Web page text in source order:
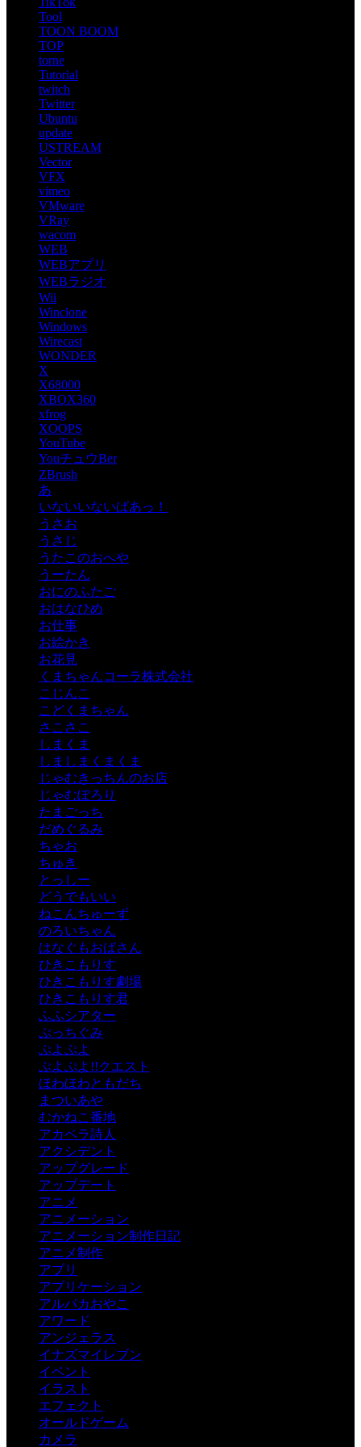
Tool
TOON BOOM
TOP
torne
Tutorial
twitch
Twitter
Ubuntu
update
USTREAM
Vector
VFX
vimeo
VMware
VRay
wacom
WEB
WEBアプリ
WEBラジオ
Wii
Winclone
Windows
Wirecast
WONDER
X
X68000
XBOX360
xfrog
XOOPS
YouTube
YouチュウBer
ZBrush
あ
いないいないばあっ！
うさお
うさじ
うたこのおへや
うーたん
おにのふたご
おはなひめ
お仕事
お絵かき
お花見
くまちゃんコーラ株式会社
こじんこ
こどくまちゃん
さこさこ
しまくま
しましまくまくま
じゃむきっちんのお店
じゃむぽろり
たまごっち
だめぐるみ
ちゃお
ちゅき
とっしー
どうでもいい
ねこんちゅーず
のろいちゃん
はなぐもおばさん
ひきこもりす
ひきこもりす劇場
ひきこもりす君
ふふシアター
ぷっちぐみ
ぷよぷよ
ぷよぷよ!!クエスト
ほわほわともだち
まついあや
むかねこ番地
アカペラ詩人
アクシデント
アップグレード
アップデート
アニメ
アニメーション
アニメーション制作日記
アニメ制作
アプリ
アプリケーション
アルパカおやこ
アワード
アンジェラス
イナズマイレブン
イベント
イラスト
エフェクト
オールドゲーム
カメラ